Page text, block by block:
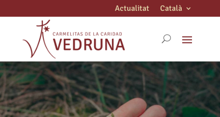
Actualitat Català